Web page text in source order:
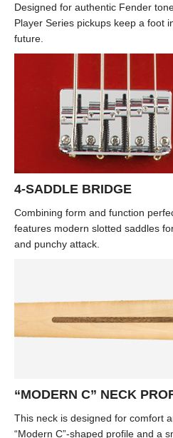
Designed for authentic Fender
Player Series pickups keep a foot
future.
4-SADDLE BRIDGE
Combining form and function
features modern slotted saddles
and punchy attack.
“MODERN C” NECK
This neck is designed for comfort
“Modern C”-shaped profile and a